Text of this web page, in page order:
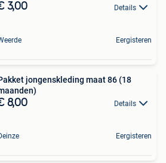
3,00 Details
Eergisteren
jongenskleding maat 86 (18
8,00 Details
Eergisteren